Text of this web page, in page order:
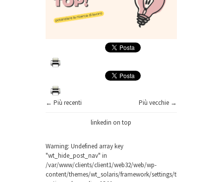
← Più recenti Più vecchie →
linkedin on top
Warning: Undefined array key
"wt_hide_post_nav" in
/var/www/clients/client1/web32/web/wp-
content/themes/wt_solaris/framework/settings/theme-